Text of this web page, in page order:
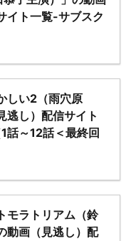
イト一覧-サブスク
しい2（雨穴原
逃し）配信サイト
話～12話＜最終回
モラトリアム（鈴
動画（見逃し）配